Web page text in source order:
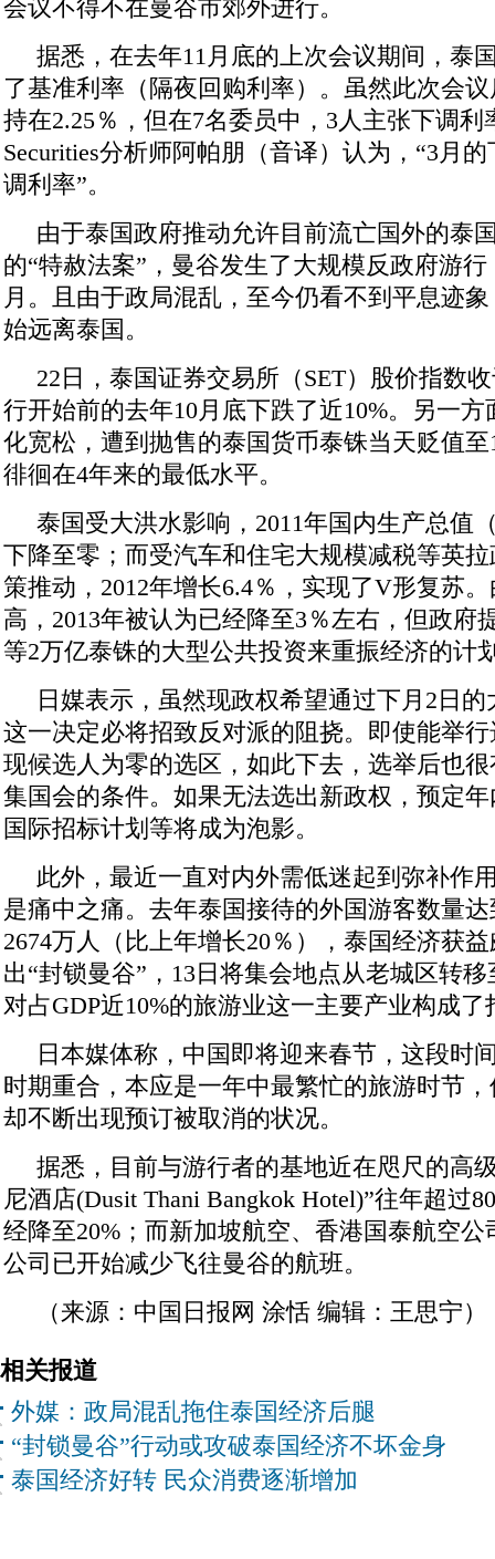
会议不得不在曼谷市郊外进行。
据悉，在去年11月底的上次会议期间，泰
了基准利率（隔夜回购利率）。虽然此次会
持在2.25％，但在7名委员中，3人主张下调利
Securities分析师阿帕朋（音译）认为，“3月
调利率”。
由于泰国政府推动允许目前流亡国外的泰
的“特赦法案”，曼谷发生了大规模反政府游
月。且由于政局混乱，至今仍看不到平息迹
始远离泰国。
22日，泰国证券交易所（SET）股价指数
行开始前的去年10月底下跌了近10%。另一
化宽松，遭到抛售的泰国货币泰铢当天贬值
徘徊在4年来的最低水平。
泰国受大洪水影响，2011年国内生产总值
下降至零；而受汽车和住宅大规模减税等英
策推动，2012年增长6.4％，实现了V形复苏
高，2013年被认为已经降至3％左右，但政府
等2万亿泰铢的大型公共投资来重振经济的计
日媒表示，虽然现政权希望通过下月2日
这一决定必将招致反对派的阻挠。即使能举
现候选人为零的选区，如此下去，选举后也
集国会的条件。如果无法选出新政权，预定
国际招标计划等将成为泡影。
此外，最近一直对内外需低迷起到弥补作
是痛中之痛。去年泰国接待的外国游客数量
2674万人（比上年增长20％），泰国经济获
出“封锁曼谷”，13日将集会地点从老城区转
对占GDP近10%的旅游业这一主要产业构成了
日本媒体称，中国即将迎来春节，这段时
时期重合，本应是一年中最繁忙的旅游时节
却不断出现预订被取消的状况。
据悉，目前与游行者的基地近在咫尺的高
尼酒店(Dusit Thani Bangkok Hotel)”往年超过
经降至20%；而新加坡航空、香港国泰航空
公司已开始减少飞往曼谷的航班。
（来源：中国日报网 涂恬 编辑：王思宁）
相关报道
外媒：政局混乱拖住泰国经济后腿
“封锁曼谷”行动或攻破泰国经济不坏金身
泰国经济好转 民众消费逐渐增加